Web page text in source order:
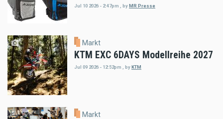
Jul 10 2026 - 2:47pm , byMR Presse
Markt
KTM EXC 6DAYS Modellreihe 2027
Jul 09 2026 - 12:52pm byKTM
Markt